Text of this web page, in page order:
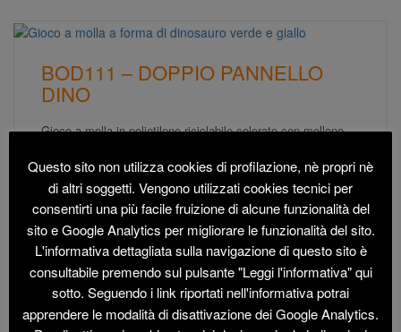
BOD111 – DOPPIO PANNELLO
DINO
Gioco a molla in polietilene riciclabile colorato con mollone
l'antischiacciamento delle dita garantendo assoluta sicurezza
anche in caso di massimo carico. Adatto ai bambini da 0 a...
read more →
Questo sito non utilizza cookies di profilazione, nè propri nè
di altri soggetti. Vengono utilizzati cookies tecnici per
consentirti una più facile fruizione di alcune funzionalità del
sito e Google Analytics per migliorare le funzionalità del sito.
L'informativa dettagliata sulla navigazione di questo sito è
consultabile premendo sul pulsante "Leggi l'informativa" qui
sotto. Seguendo i link riportati nell'informativa potrai
apprendere le modalità di disattivazione dei Google Analytics.